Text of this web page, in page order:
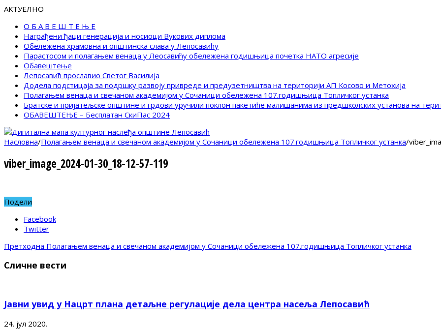
АКТУЕЛНО
О Б А В Е Ш Т Е Њ Е
Награђени ђаци генерација и носиоци Вукових диплома
Обележена храмовна и општинска слава у Лепосавићу
Парастосом и полагањем венаца у Леосавићу обележена годишњица почетка НАТО агресије
Обавештење
Лепосавић прославио Светог Василија
Додела подстицаја за подршку развоју привреде и предузетништва на територији АП Косово и Метохија
Полагањем венаца и свечаном академијом у Сочаници обележена 107.годишњица Топличког устанка
Братске и пријатељске општине и грдови уручили поклон пакетиће малишанима из предшколских установа на
ОБАВЕШТЕЊЕ – Бесплатан СкиПас 2024
Насловна/Полагањем венаца и свечаном академијом у Сочаници обележена 107.годишњица Топличког устанка/
viber_image_2024-01-30_18-12-57-119
Подели
Facebook
Twitter
Претходна Полагањем венаца и свечаном академијом у Сочаници обележена 107.годишњица Топличког устанка
Сличне вести
Јавни увид у Нацрт плана детаљне регулације дела центра насеља Лепосавић
24. јул 2020.